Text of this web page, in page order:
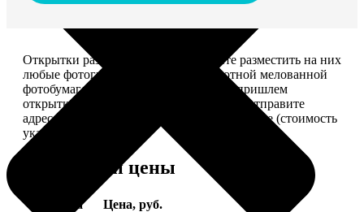
Открытки размером 10*15, вы можете разместить на них
любые фотографии. Печатаем на плотной мелованной
фотобумаге плотностью 300 г/м2. Мы пришлем
открытки вам, вы сами их подпишете и отправите
адресату. Заказать можно 6 открыток и более (стоимость
указана за 6 штук).
Форматы и цены
Услуга
Цена, руб.